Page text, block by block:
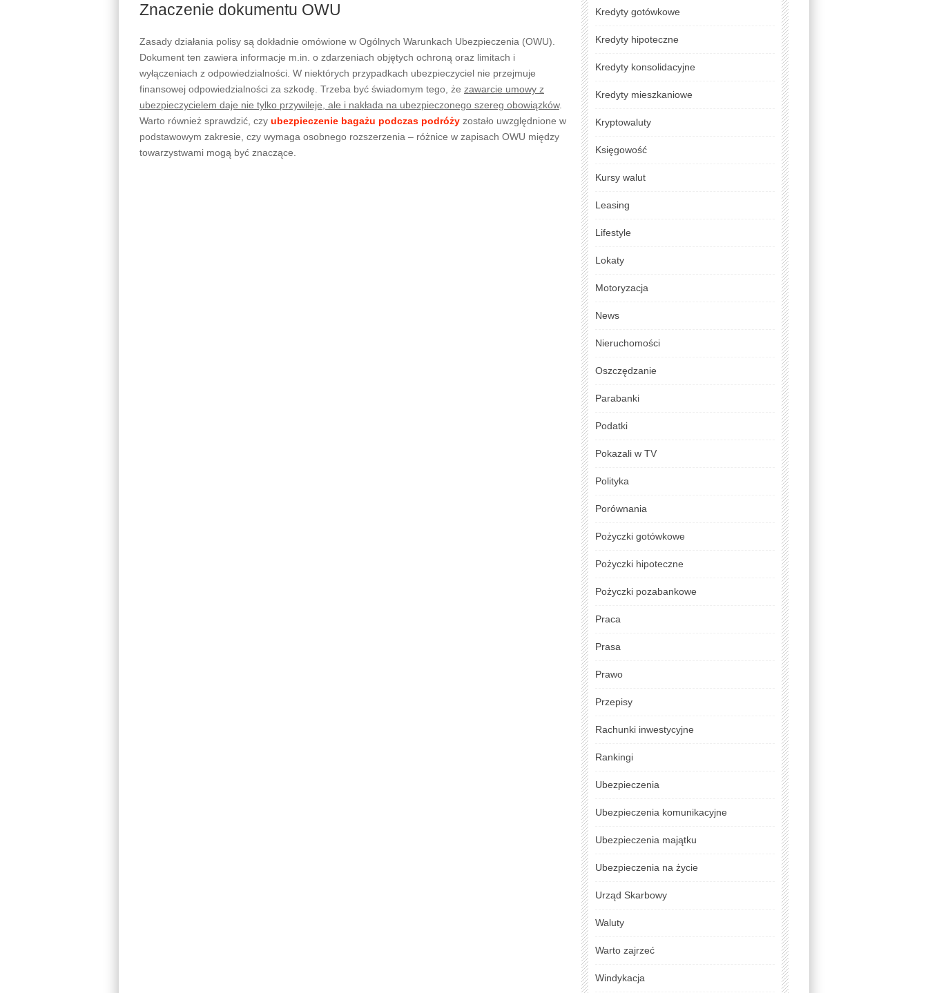
Znaczenie dokumentu OWU
Zasady działania polisy są dokładnie omówione w Ogólnych Warunkach Ubezpieczenia (OWU).
Dokument ten zawiera informacje m.in. o zdarzeniach objętych ochroną oraz limitach i
wyłączeniach z odpowiedzialności. W niektórych przypadkach ubezpieczyciel nie przejmuje
finansowej odpowiedzialności za szkodę. Trzeba być świadomym tego, że zawarcie umowy z
ubezpieczycielem daje nie tylko przywileje, ale i nakłada na ubezpieczonego szereg obowiązków.
Warto również sprawdzić, czy ubezpieczenie bagażu podczas podróży zostało uwzględnione w
podstawowym zakresie, czy wymaga osobnego rozszerzenia – różnice w zapisach OWU między
towarzystwami mogą być znaczące.
Kredyty gotówkowe
Kredyty hipoteczne
Kredyty konsolidacyjne
Kredyty mieszkaniowe
Kryptowaluty
Księgowość
Kursy walut
Leasing
Lifestyle
Lokaty
Motoryzacja
News
Nieruchomości
Oszczędzanie
Parabanki
Podatki
Pokazali w TV
Polityka
Porównania
Pożyczki gotówkowe
Pożyczki hipoteczne
Pożyczki pozabankowe
Praca
Prasa
Prawo
Przepisy
Rachunki inwestycyjne
Rankingi
Ubezpieczenia
Ubezpieczenia komunikacyjne
Ubezpieczenia majątku
Ubezpieczenia na życie
Urząd Skarbowy
Waluty
Warto zajrzeć
Windykacja